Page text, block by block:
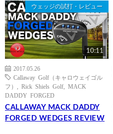
ウェッジの試打・レビュー
10:11
2017.05.26
Callaway Golf（キャロウェイゴル
フ）
Rick Shiels Golf
MACK
DADDY FORGED
CALLAWAY MACK DADDY
FORGED WEDGES REVIEW